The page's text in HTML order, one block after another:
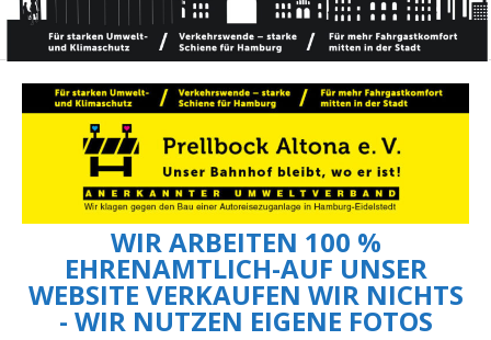
WIR ARBEITEN 100 %
EHRENAMTLICH-AUF UNSER
WEBSITE VERKAUFEN WIR NICHTS
- WIR NUTZEN EIGENE FOTOS